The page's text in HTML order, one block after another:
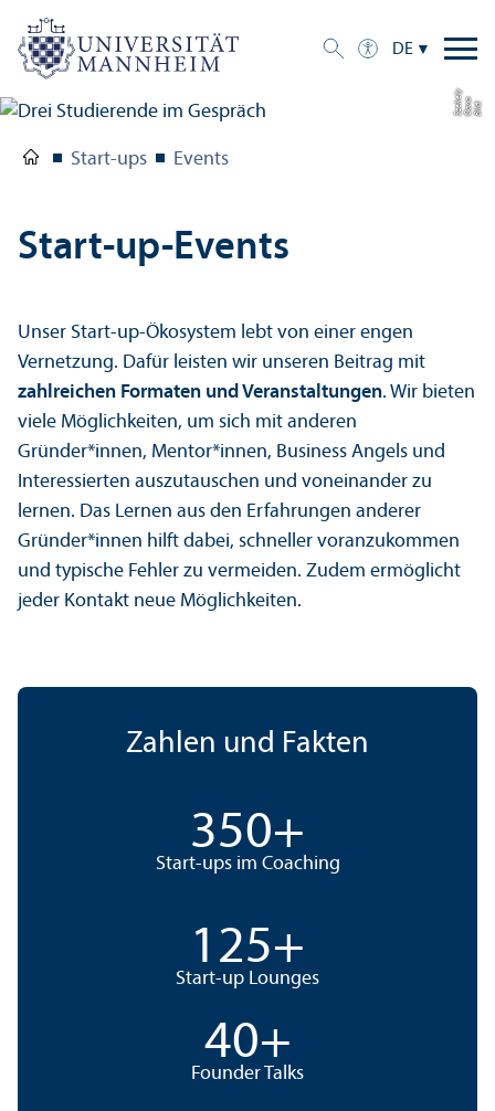
DE
Bil
d:
O
a
n
aS
z
e
k
el
y
Start-ups Events
Start-up-Events
Unser Start-up-Öko­system lebt von einer engen
Vernetzung. Dafür leisten wir unseren Beitrag mit
zahlreichen Formaten und Veranstaltungen. Wir bieten
viele Möglichkeiten, um sich mit anderen
Gründer*innen, Mentor*innen, Business Angels und
Interessierten auszutauschen und voneinander zu
lernen. Das Lernen aus den Erfahrungen anderer
Gründer*innen hilft dabei, schneller voranzukommen
und typische Fehler zu vermeiden. Zudem ermöglicht
jeder Kontakt neue Möglichkeiten.
Zahlen und Fakten
350+
Start-ups im Coaching
125+
Start-up Lounges
40+
Founder Talks